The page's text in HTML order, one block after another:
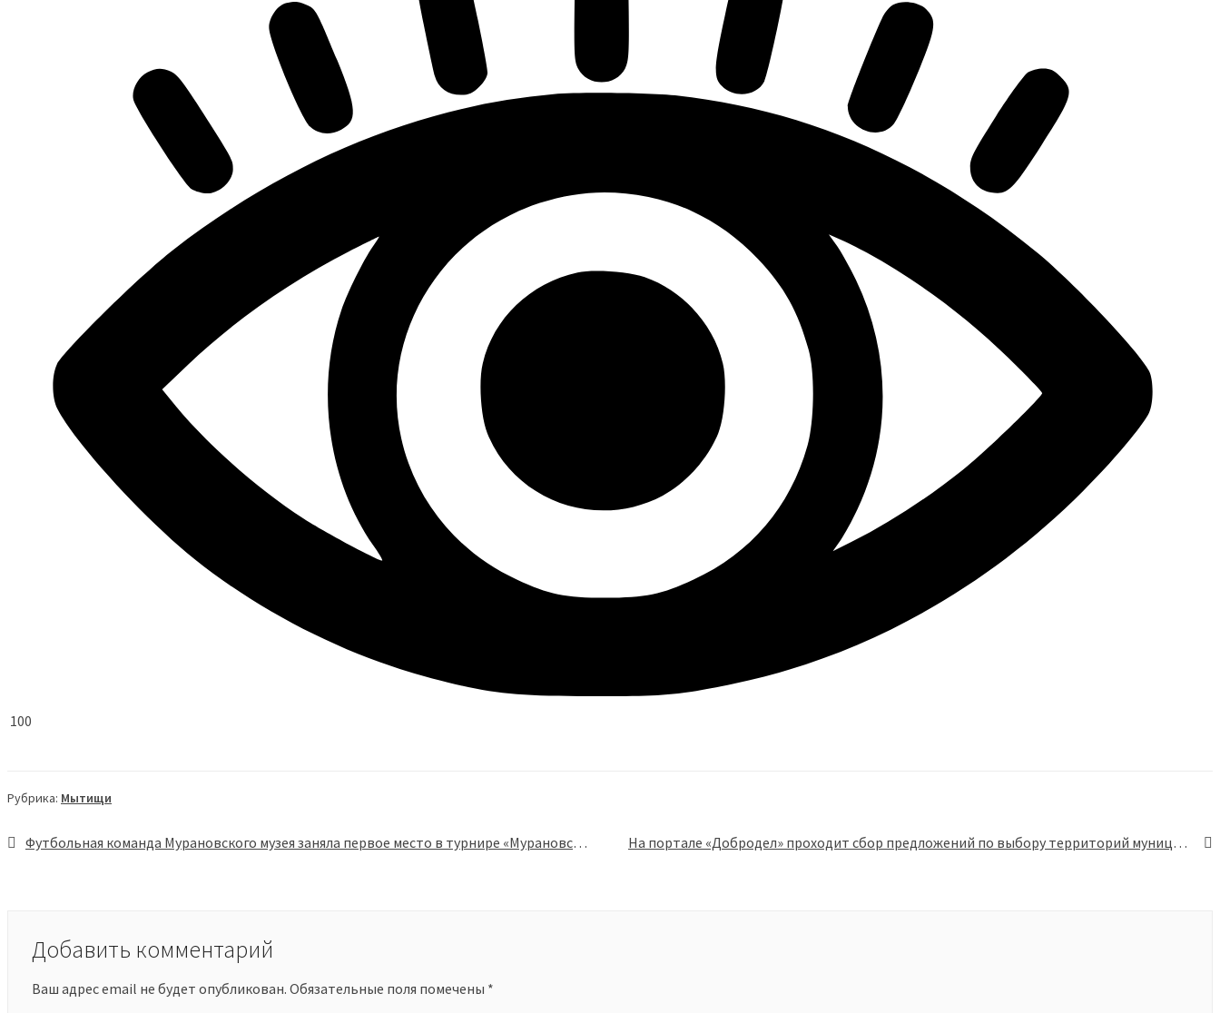
100
Рубрика: Мытищи
Навигация
Футбольная команда Мурановского музея заняла первое место в турнире «Мурановский мяч — 2021» На портале «Добродел» проходит сбор предложений по выбору территорий муниципальных образований Московской области, для создания лесопарков в 2022-2024 годах
Добавить комментарий
Ваш адрес email не будет опубликован. Обязательные поля помечены *